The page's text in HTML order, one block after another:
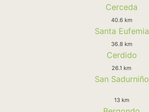
Cerceda
40.6 km
Santa Eufemia
36.8 km
Cerdido
26.1 km
San Sadurniño
13 km